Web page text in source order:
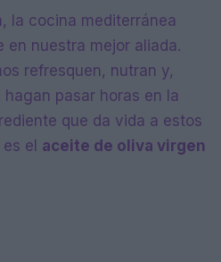
la cocina mediterránea
nuestra mejor aliada.
refresquen, nutran y,
pasar horas en la
que da vida a estos
el aceite de oliva virgen